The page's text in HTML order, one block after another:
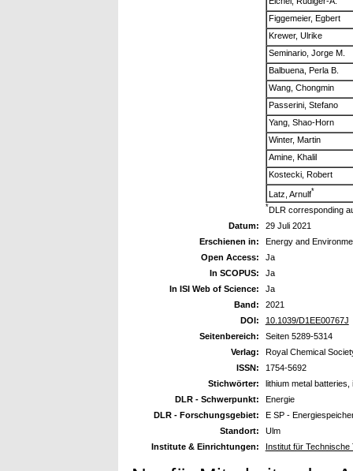
Figgemeier, Egbert
Krewer, Ulrike
Seminario, Jorge M.
Balbuena, Perla B.
Wang, Chongmin
Passerini, Stefano
Yang, Shao-Horn
Winter, Martin
Amine, Khalil
Kostecki, Robert
Latz, Arnulf*
*DLR corresponding
Datum:
29 Juli 2021
Erschienen in:
Energy and
Open Access:
Ja
In SCOPUS:
Ja
In ISI Web of Science:
Ja
Band:
2021
DOI:
10.1039/D1EE00767J
Seitenbereich:
Seiten 5289-5314
Verlag:
Royal Chemical
ISSN:
1754-5692
Stichwörter:
lithium metal
DLR - Schwerpunkt:
Energie
DLR - Forschungsgebiet:
E SP -
Standort:
Ulm
Institute & Einrichtungen:
Institut für